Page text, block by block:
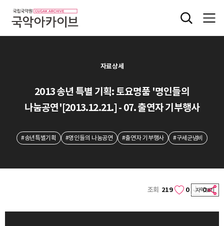
자료상세
2013 송년 특별 기획: 토요명품 '명인들의
나눔공연'[2013.12.21.] - 07. 출연자 기부행사
#송년특별기획 #명인들의 나눔공연 #출연자 기부행사 #구세군냄비
조회 219 0 0
자막보기